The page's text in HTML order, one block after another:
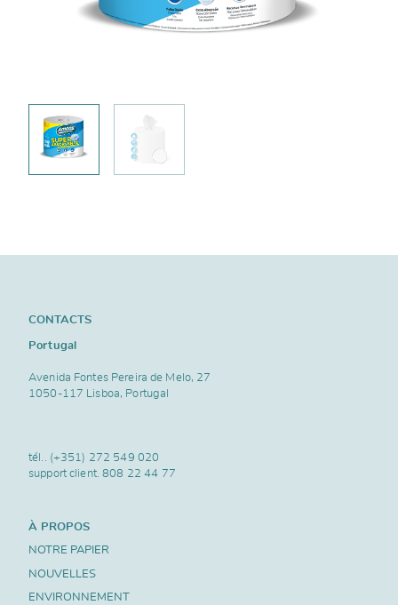
CONTACTS
Portugal
Avenida Fontes Pereira de Melo, 27
1050-117 Lisboa, Portugal
tél.. (+351) 272 549 020
support client.808 22 44 77
À PROPOS
NOTRE PAPIER
NOUVELLES
ENVIRONNEMENT